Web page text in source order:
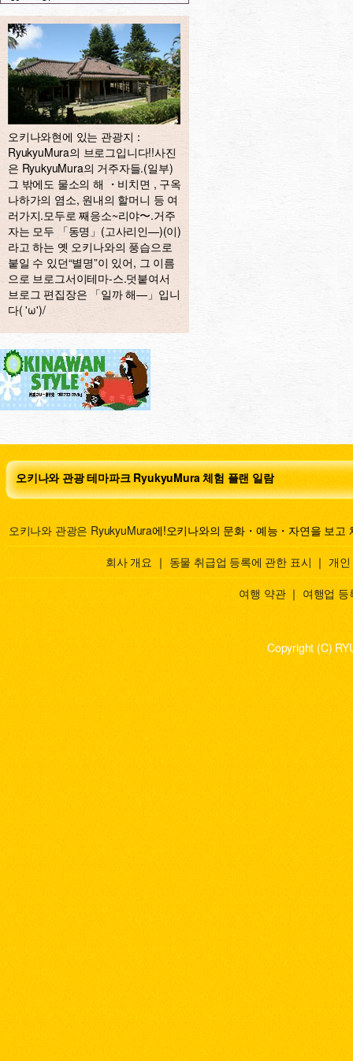
오키나와현에 있는 관광지：
RyukyuMura의 브로그입니다!!사진
은 RyukyuMura의 거주자들.(일부)
그 밖에도 물소의 해 ・비치면 , 구옥
나하가의 염소, 원내의 할머니 등 여
러가지.모두로 째응소~리야〜.거주
자는 모두 「동명」(고사리인—)(이)
라고 하는 옛 오키나와의 풍습으로
붙일 수 있던“별명”이 있어, 그 이름
으로 브로그서이테마-스.덧붙여서
브로그 편집장은 「일까 해—」입니
다( 'ω')/
오키나와 관광 테마파크 RyukyuMura 체험 플랜 일람
오키나와 관광은 RyukyuMura에!오키나와의 문화・예능・자연을 보고
회사 개요 ｜ 동물 취급업 등록에 관한 표시 ｜ 개
여행 약관 ｜ 여행업 등
Copyright (C)